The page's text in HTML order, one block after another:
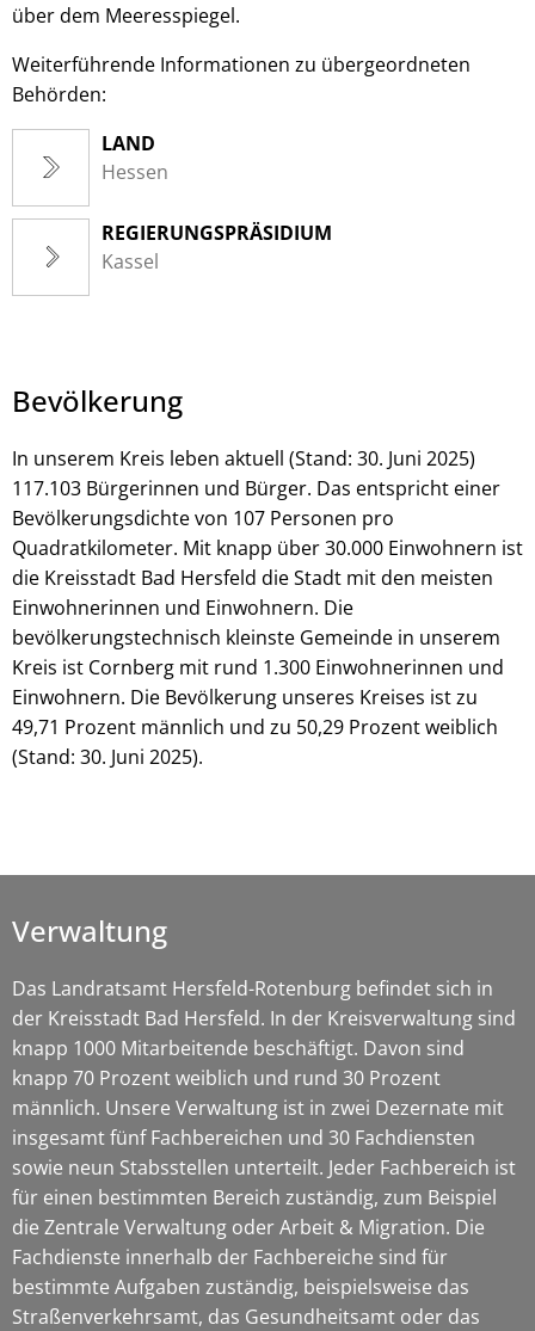
über dem Meeresspiegel.
Weiterführende Informationen zu übergeordneten
Behörden:
LAND
Hessen
REGIERUNGSPRÄSIDIUM
Kassel
Bevölkerung
In unserem Kreis leben aktuell (Stand: 30. Juni 2025)
117.103 Bürgerinnen und Bürger. Das entspricht einer
Bevölkerungsdichte von 107 Personen pro
Quadratkilometer. Mit knapp über 30.000 Einwohnern ist
die Kreisstadt Bad Hersfeld die Stadt mit den meisten
Einwohnerinnen und Einwohnern. Die
bevölkerungstechnisch kleinste Gemeinde in unserem
Kreis ist Cornberg mit rund 1.300 Einwohnerinnen und
Einwohnern. Die Bevölkerung unseres Kreises ist zu
49,71 Prozent männlich und zu 50,29 Prozent weiblich
(Stand: 30. Juni 2025).
Verwaltung
Das Landratsamt Hersfeld-Rotenburg befindet sich in
der Kreisstadt Bad Hersfeld. In der Kreisverwaltung sind
knapp 1000 Mitarbeitende beschäftigt. Davon sind
knapp 70 Prozent weiblich und rund 30 Prozent
männlich. Unsere Verwaltung ist in zwei Dezernate mit
insgesamt fünf Fachbereichen und 30 Fachdiensten
sowie neun Stabsstellen unterteilt. Jeder Fachbereich ist
für einen bestimmten Bereich zuständig, zum Beispiel
die Zentrale Verwaltung oder Arbeit & Migration. Die
Fachdienste innerhalb der Fachbereiche sind für
bestimmte Aufgaben zuständig, beispielsweise das
Straßenverkehrsamt, das Gesundheitsamt oder das